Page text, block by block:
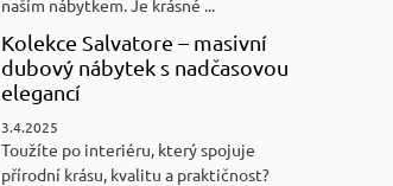
naším nábytkem. Je krásné ...
Kolekce Salvatore – masivní
dubový nábytek s nadčasovou
elegancí
3.4.2025
Toužíte po interiéru, který spojuje
přírodní krásu, kvalitu a praktičnost?